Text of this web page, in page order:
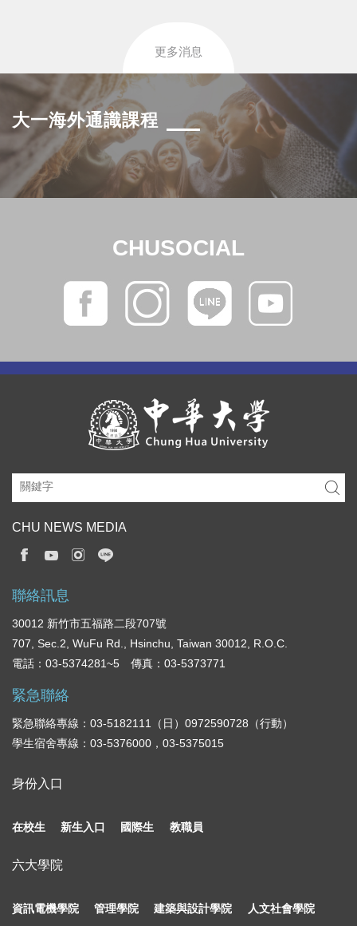
更多消息
大一海外通識課程
CHUSOCIAL
CHU NEWS MEDIA
聯絡訊息
30012 新竹市五福路二段707號
707, Sec.2, WuFu Rd., Hsinchu, Taiwan 30012, R.O.C.
電話：03-5374281~5 傳真：03-5373771
緊急聯絡
緊急聯絡專線：03-5182111（日）0972590728（行動）
學生宿舍專線：03-5376000，03-5375015
身份入口
在校生 新生入口 國際生 教職員
六大學院
資訊電機學院 管理學院 建築與設計學院 人文社會學院